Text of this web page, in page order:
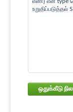
எண்} என type
உறுதிப்படுத்தல்